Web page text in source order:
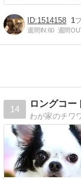
1514158 1
週間IN:60 週間
14